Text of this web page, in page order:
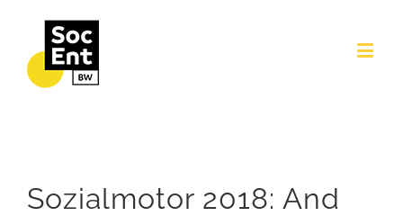
Sozialmotor 2018: And